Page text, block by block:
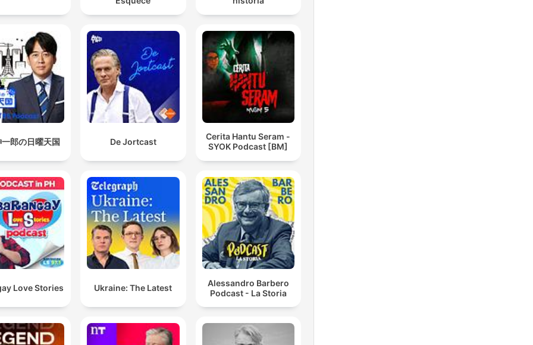
郎の日曜天国 De Jortcast
Cerita Hantu Seram -
SYOK Podcast [BM]
Love Stories Ukraine: The Latest
Alessandro Barbero
Podcast - La Storia